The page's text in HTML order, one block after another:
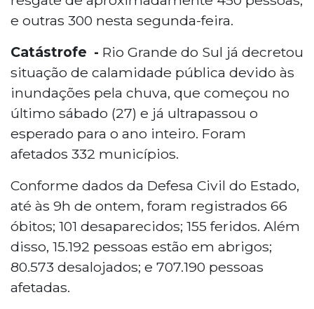
e outras 300 nesta segunda-feira.
Catástrofe - Rio Grande do Sul já decretou
situação de calamidade pública devido às
inundações pela chuva, que começou no
último sábado (27) e já ultrapassou o
esperado para o ano inteiro. Foram
afetados 332 municípios.
Conforme dados da Defesa Civil do Estado,
até às 9h de ontem, foram registrados 66
óbitos; 101 desaparecidos; 155 feridos. Além
disso, 15.192 pessoas estão em abrigos;
80.573 desalojados; e 707.190 pessoas
afetadas.